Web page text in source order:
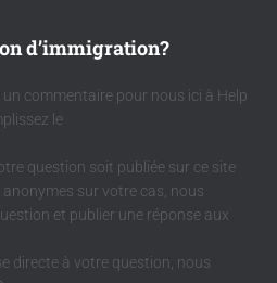
d’immigration?
commentaire pour nous ici à Help
le
question soit publiée sur ce site
sur votre cas, nous
et publier une réponse aux
directe à votre question, nous